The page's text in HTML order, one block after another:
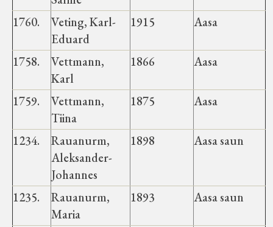
Muud koduloolist Velise mailt
Märjamaa ümbruse valdade
elanike nimekirjad seisuga
15.12.1938
Haimre vald
Koluvere-Kalju vald
Luiste vald
1760.
Veting, Karl-
Eduard
1915 Aasa
1758.
Vettmann,
Karl
1866 Aasa
1759.
Vettmann,
Tiina
1875 Aasa
1234.
Rauanurm,
Aleksander-
Johannes
1898 Aasa saun
1235.
Rauanurm,
Maria
1893 Aasa saun